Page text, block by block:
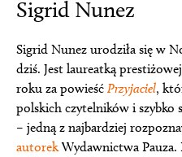
Sigrid Nunez
Sigrid Nunez urodziła się w
dziś. Jest laureatką
roku za powieść Przyjaciel,
polskich czytelników i szybko
– jedną z najbardziej
autorekWydawnictwa Pauza.